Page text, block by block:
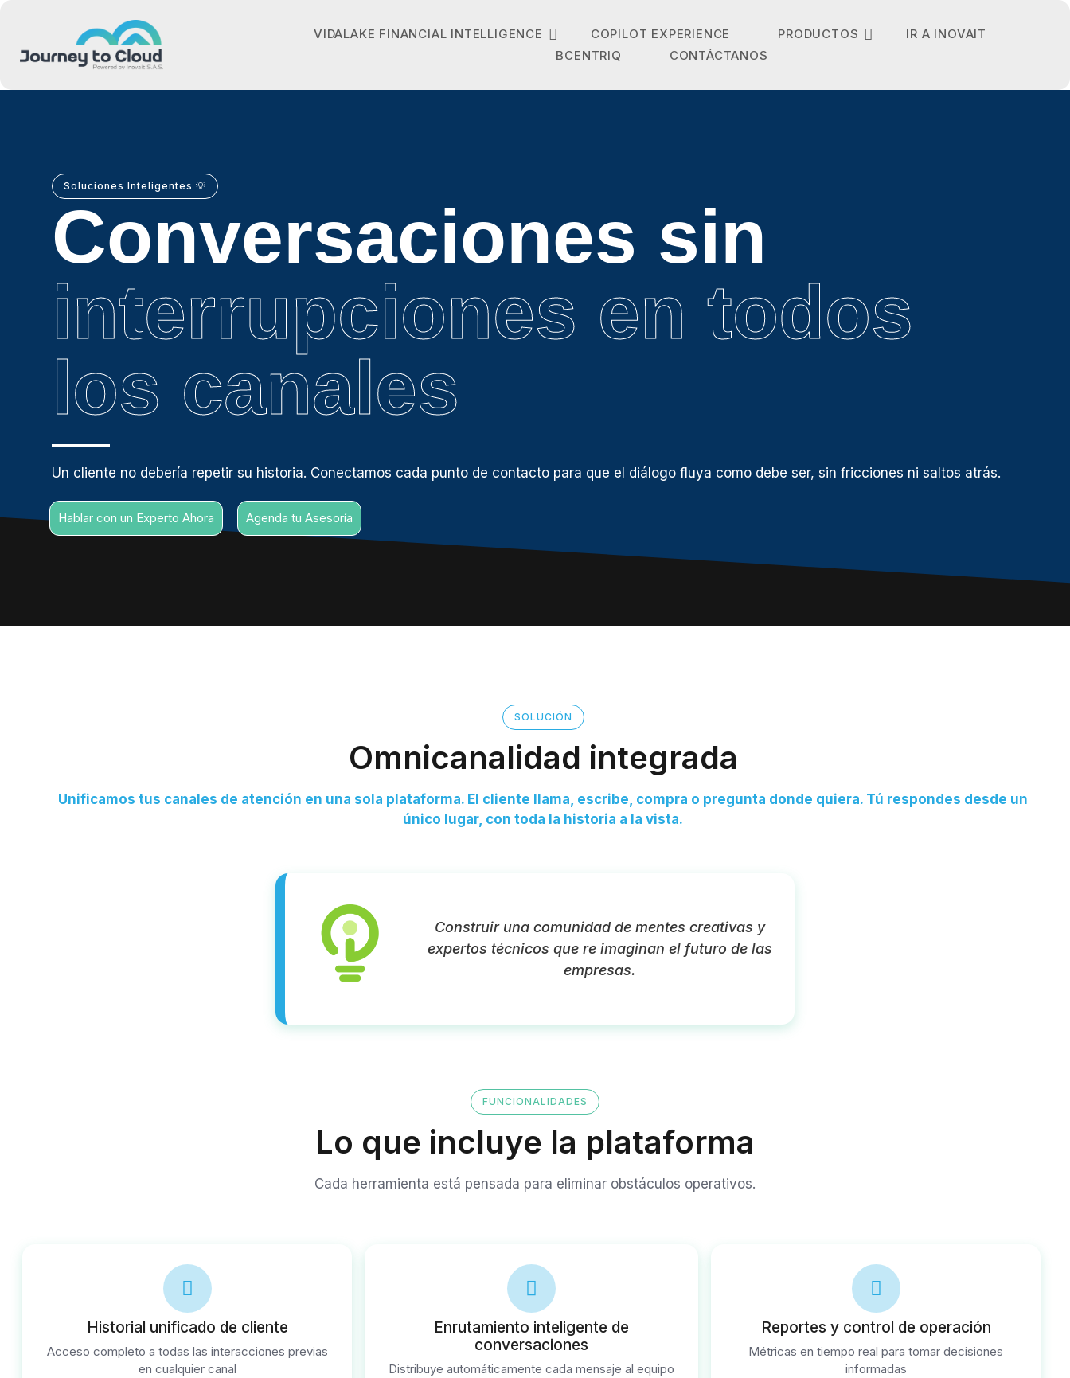
VIDALAKE FINANCIAL INTELLIGENCE COPILOT EXPERIENCE PRODUCTOS
IR A INOVAIT
BCENTRIQ
CONTÁCTANOS
Soluciones Inteligentes 💡
Conversaciones sin
interrupciones en todos
los canales
Un cliente no debería repetir su historia. Conectamos cada punto de contacto para que el diálogo fluya como debe ser, sin fricciones ni saltos atrás.
Hablar con un Experto Ahora Agenda tu Asesoría
SOLUCIÓN
Omnicanalidad integrada
Unificamos tus canales de atención en una sola plataforma. El cliente llama, escribe, compra o pregunta donde quiera. Tú respondes desde un
único lugar, con toda la historia a la vista.
Construir una comunidad de mentes creativas y
expertos técnicos que re imaginan el futuro de las
empresas.
FUNCIONALIDADES
Lo que incluye la plataforma
Cada herramienta está pensada para eliminar obstáculos operativos.
Historial unificado de cliente
Acceso completo a todas las interacciones previas
en cualquier canal
Enrutamiento inteligente de
conversaciones
Distribuye automáticamente cada mensaje al equipo
Reportes y control de operación
Métricas en tiempo real para tomar decisiones
informadas